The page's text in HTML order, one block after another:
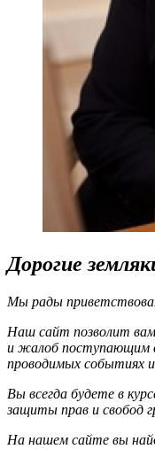
Дорогие
Мы рады
Наш сайт позволит вам
и жалоб поступающим
проводимых событиях
Вы всегда будете в
защиты прав и свобод
На нашем сайте вы